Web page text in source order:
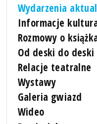
Wydarzenia
Informacje
Rozmowy o
Od deski do
Relacje teatralne
Wystawy
Galeria gwiazd
Wideo